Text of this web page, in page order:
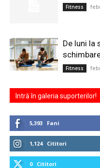
Fitness
De luni la
Fitness
Intră în galeria suporterilor!
5,393 Fani
1,124 Cititori
0 Cititori